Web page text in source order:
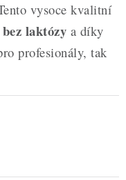
vysoce kvalitní
laktózy a díky
profesionály, tak